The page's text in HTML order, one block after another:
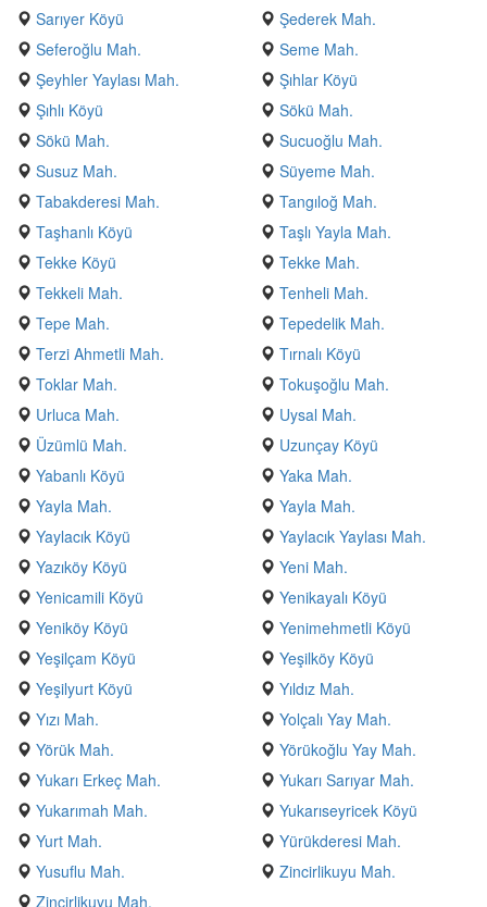
Sarıyer Köyü
Şederek Mah.
Seferoğlu Mah.
Seme Mah.
Şeyhler Yaylası Mah.
Şıhlar Köyü
Şıhlı Köyü
Sökü Mah.
Sökü Mah.
Sucuoğlu Mah.
Susuz Mah.
Süyeme Mah.
Tabakderesi Mah.
Tangıloğ Mah.
Taşhanlı Köyü
Taşlı Yayla Mah.
Tekke Köyü
Tekke Mah.
Tekkeli Mah.
Tenheli Mah.
Tepe Mah.
Tepedelik Mah.
Terzi Ahmetli Mah.
Tırnalı Köyü
Toklar Mah.
Tokuşoğlu Mah.
Urluca Mah.
Uysal Mah.
Üzümlü Mah.
Uzunçay Köyü
Yabanlı Köyü
Yaka Mah.
Yayla Mah.
Yayla Mah.
Yaylacık Köyü
Yaylacık Yaylası Mah.
Yazıköy Köyü
Yeni Mah.
Yenicamili Köyü
Yenikayalı Köyü
Yeniköy Köyü
Yenimehmetli Köyü
Yeşilçam Köyü
Yeşilköy Köyü
Yeşilyurt Köyü
Yıldız Mah.
Yızı Mah.
Yolçalı Yay Mah.
Yörük Mah.
Yörükoğlu Yay Mah.
Yukarı Erkeç Mah.
Yukarı Sarıyar Mah.
Yukarımah Mah.
Yukarıseyricek Köyü
Yurt Mah.
Yürükderesi Mah.
Yusuflu Mah.
Zincirlikuyu Mah.
Zincirlikuyu Mah.